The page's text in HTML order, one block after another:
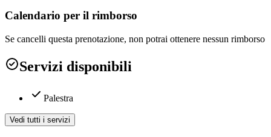
Calendario per il rimborso
Se cancelli questa prenotazione, non potrai ottenere nessun rimborso
Servizi disponibili
Palestra
Vedi tutti i servizi